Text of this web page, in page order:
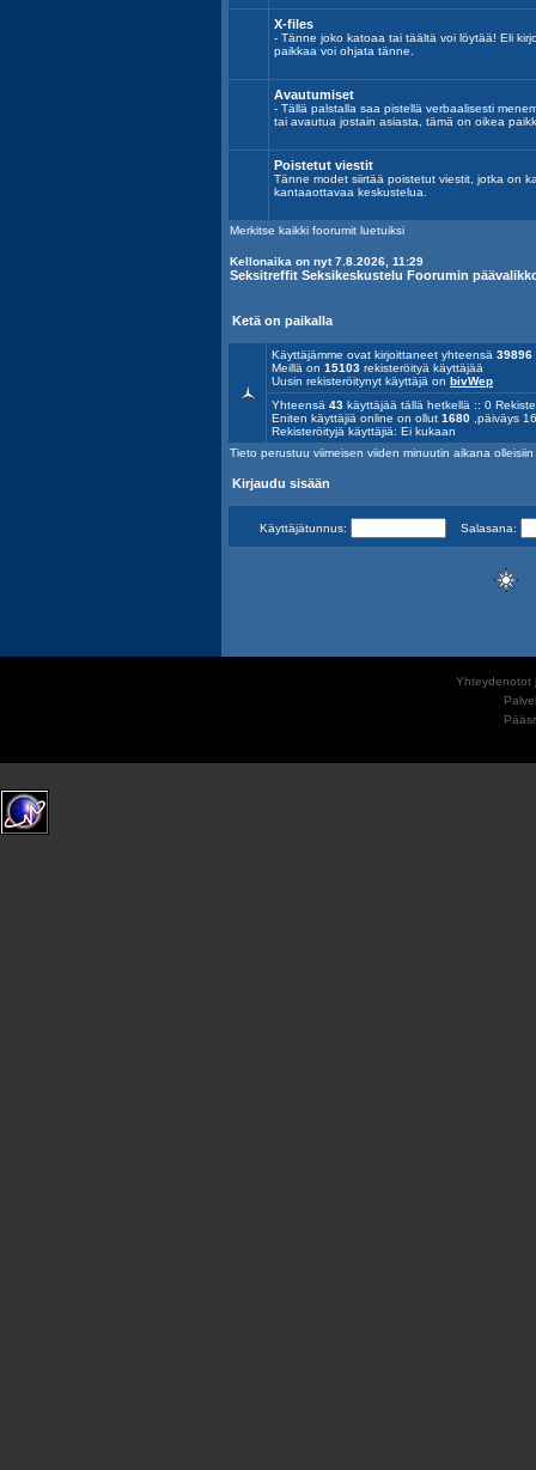
X-files
- Tänne joko katoaa tai täältä voi löytää! Eli
paikkaa voi ohjata tänne.
Avautumiset
- Tällä palstalla saa pistellä verbaalisesti
tai avautua jostain asiasta, tämä on oikea
Poistetut viestit
Tänne modet siirtää poistetut viestit, jotka on
kantaaottavaa keskustelua.
Merkitse kaikki foorumit luetuiksi
Kellonaika on nyt 7.8.2026, 11:29
Seksitreffit Seksikeskustelu Foorumin
Ketä on paikalla
Käyttäjämme ovat kirjoittaneet yhteensä 39896
Meillä on 15103 rekisteröityä käyttäjää
Uusin rekisteröitynyt käyttäjä on bivWep
Yhteensä 43 käyttäjää tällä hetkellä :: 0
Eniten käyttäjiä online on ollut 1680 ,päiväys
Rekisteröityjä käyttäjiä: Ei kukaan
Tieto perustuu viimeisen viiden minuutin aikana
Kirjaudu sisään
Käyttäjätunnus: Salasana:
Yhteydenotot